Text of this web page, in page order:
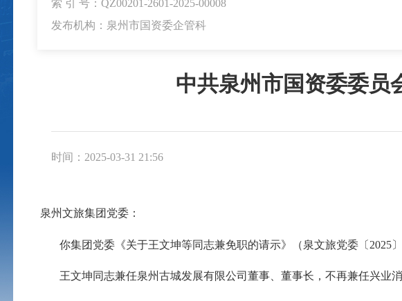
索 引 号：QZ00201-2601-2025-00008
发布机构：泉州市国资委企管科
中共泉州市国资委委员
时间：2025-03-31 21:56
泉州文旅集团党委：
你集团党委 《关于王文坤等同志兼免职的请示》 （泉文旅党委〔 2025
王文坤同志兼任泉州古城发展有限公司董事、董事长，不再兼任兴业